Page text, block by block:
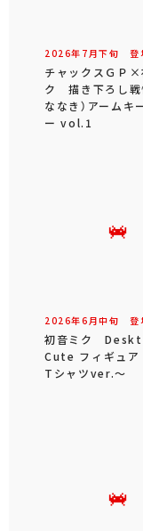
2026年 7 月下旬 登
チャックスＧＰ×
ク 描き下ろし戦
ななき）アームキ
ー vol.1
2026年6 月中旬 登
初音ミク
Cute フィギュ
Tシャツver.～